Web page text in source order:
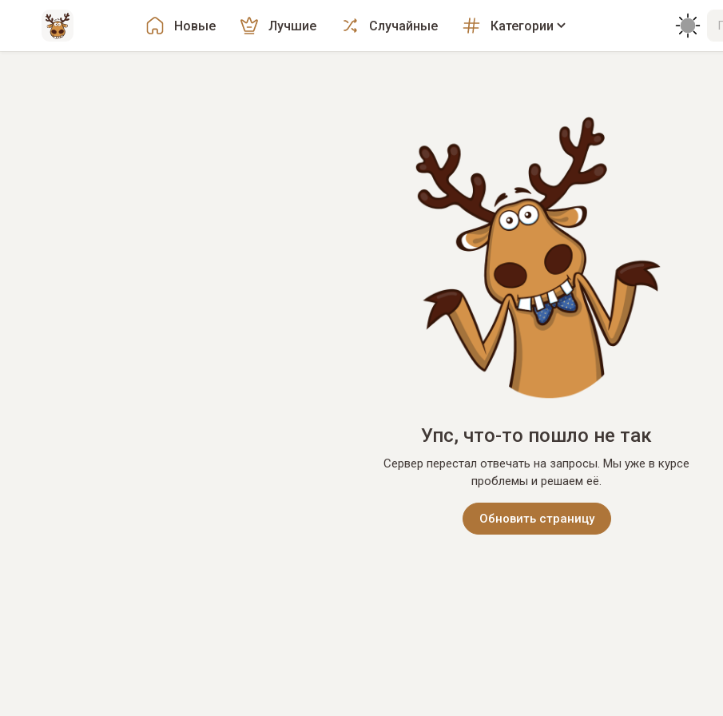
Новые Лучшие Случайные Категории
Упс, что-то пошло не так
Сервер перестал отвечать на запросы. Мы уже в курсе
проблемы и решаем её.
Обновить страницу